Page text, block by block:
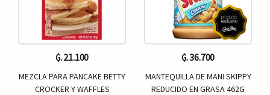
₲. 21.100
MEZCLA PARA PANCAKE BETTY
CROCKER Y WAFFLES
₲. 36.700
MANTEQUILLA DE MANI SKIPPY
REDUCIDO EN GRASA 462G